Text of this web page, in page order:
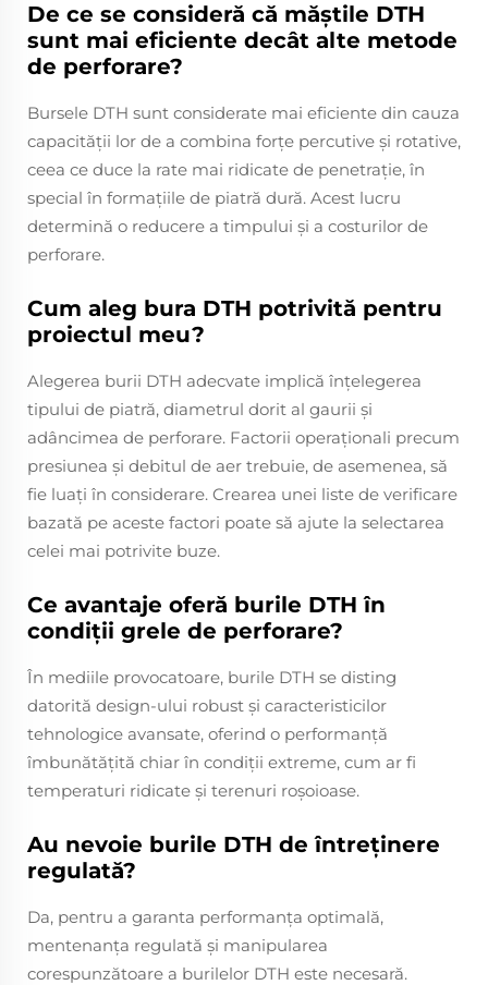
De ce se consideră că măștile DTH
sunt mai eficiente decât alte metode
de perforare?
Bursele DTH sunt considerate mai eficiente din cauza
capacității lor de a combina forțe percutive și rotative,
ceea ce duce la rate mai ridicate de penetrație, în
special în formațiile de piatră dură. Acest lucru
determină o reducere a timpului și a costurilor de
perforare.
Cum aleg bura DTH potrivită pentru
proiectul meu?
Alegerea burii DTH adecvate implică înțelegerea
tipului de piatră, diametrul dorit al gaurii și
adâncimea de perforare. Factorii operaționali precum
presiunea și debitul de aer trebuie, de asemenea, să
fie luați în considerare. Crearea unei liste de verificare
bazată pe aceste factori poate să ajute la selectarea
celei mai potrivite buze.
Ce avantaje oferă burile DTH în
condiții grele de perforare?
În mediile provocatoare, burile DTH se disting
datorită design-ului robust și caracteristicilor
tehnologice avansate, oferind o performanță
îmbunătățită chiar în condiții extreme, cum ar fi
temperaturi ridicate și terenuri roșoioase.
Au nevoie burile DTH de întreținere
regulată?
Da, pentru a garanta performanța optimală,
mentenanța regulată și manipularea
corespunzătoare a burilelor DTH este necesară.